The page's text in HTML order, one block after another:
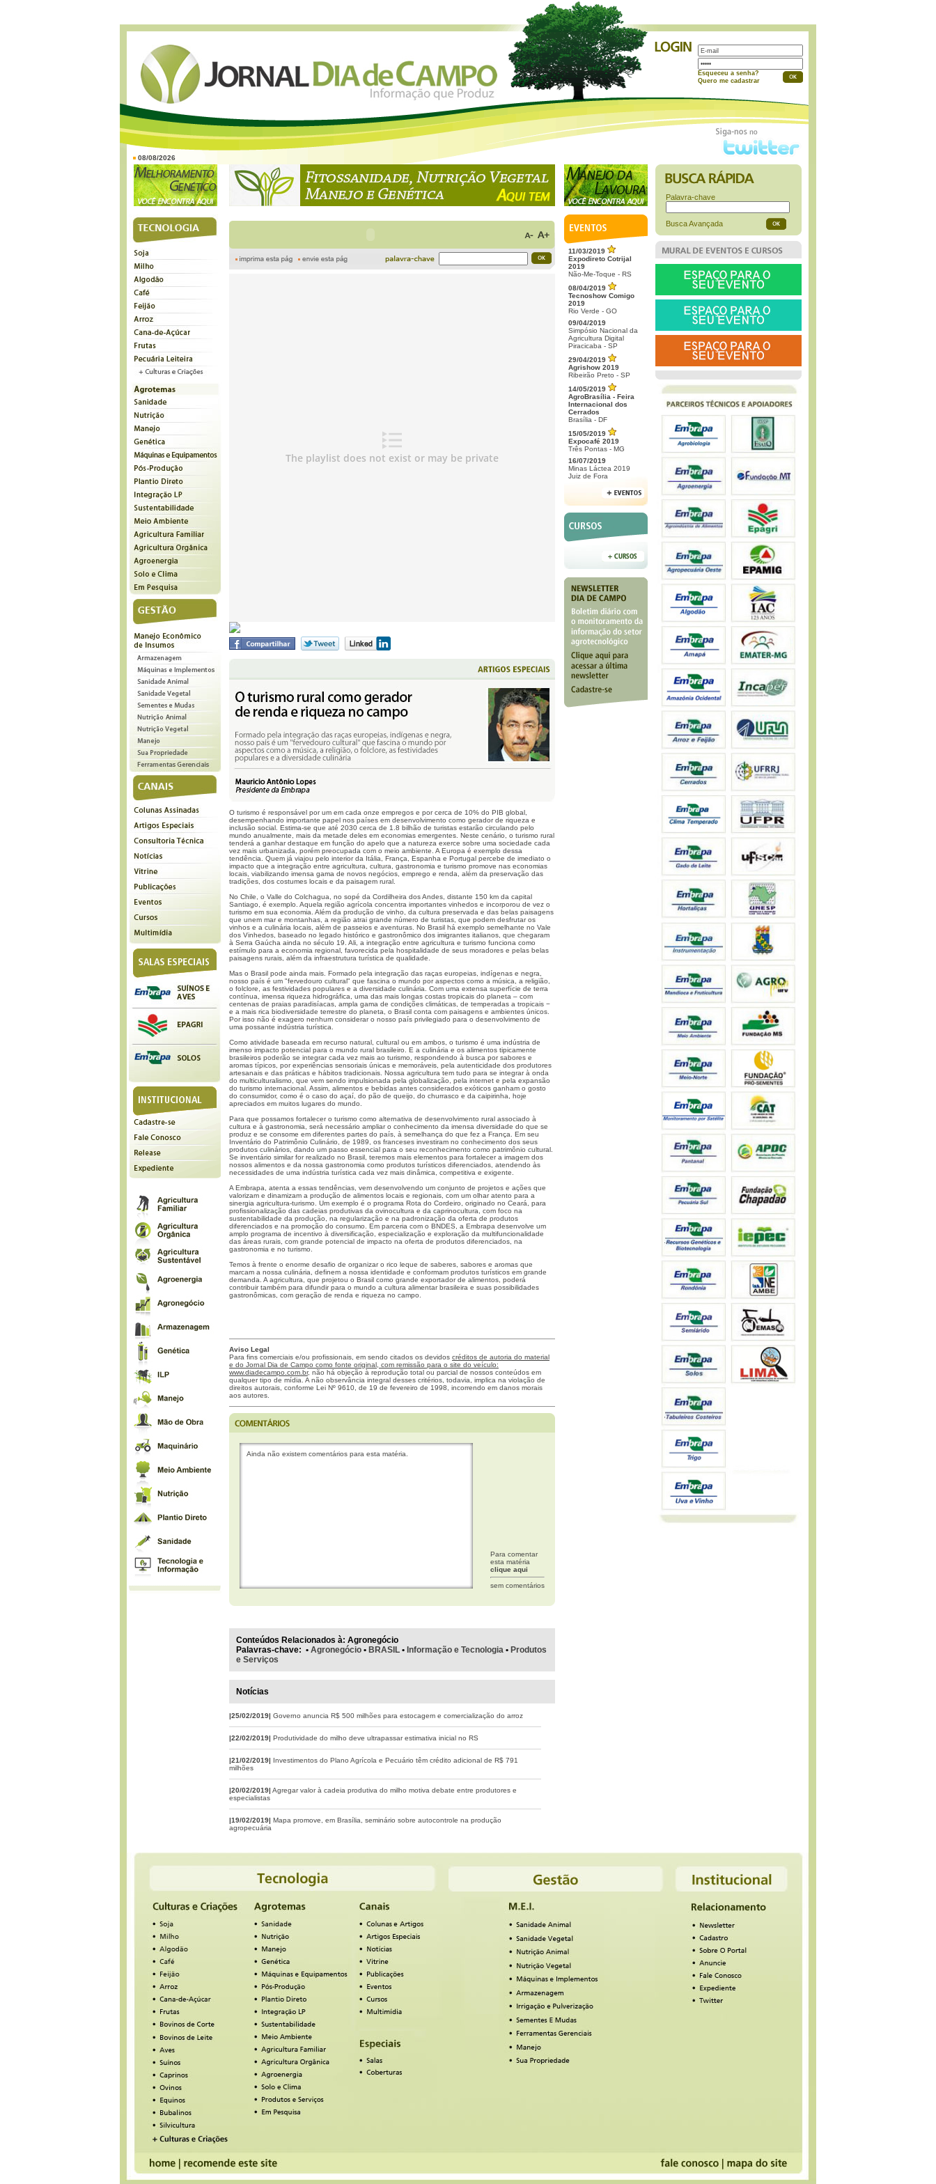
Esqueceu a senha?
Quero me cadastrar
08/08/2026
O turismo é responsável por um em cada onze empregos e por cerca de 10% do PIB global,
desempenhando importante papel nos países em desenvolvimento como gerador de riqueza e
inclusão social. Estima-se que até 2030 cerca de 1.8 bilhão de turistas estarão circulando pelo
mundo anualmente, mais da metade deles em economias emergentes. Neste cenário, o turismo rural
tenderá a ganhar destaque em função do apelo que a natureza exerce sobre uma sociedade cada
vez mais urbanizada, porém preocupada com o meio ambiente. A Europa é exemplo dessa
tendência. Quem já viajou pelo interior da Itália, França, Espanha e Portugal percebe de imediato o
impacto que a integração entre agricultura, cultura, gastronomia e turismo promove nas economias
locais, viabilizando imensa gama de novos negócios, emprego e renda, além da preservação das
tradições, dos costumes locais e da paisagem rural.
No Chile, o Valle do Colchagua, no sopé da Cordilheira dos Andes, distante 150 km da capital
Santiago, é exemplo. Aquela região agrícola concentra importantes vinhedos e incorporou de vez o
turismo em sua economia. Além da produção de vinho, da cultura preservada e das belas paisagens
que unem mar e montanhas, a região atrai grande número de turistas, que podem desfrutar os
vinhos e a culinária locais, além de passeios e aventuras. No Brasil há exemplo semelhante no Vale
dos Vinhedos, baseado no legado histórico e gastronômico dos imigrantes italianos, que chegaram
à Serra Gaúcha ainda no século 19. Ali, a integração entre agricultura e turismo funciona como
estímulo para a economia regional, favorecida pela hospitalidade de seus moradores e pelas belas
paisagens rurais, além da infraestrutura turística de qualidade.
Mas o Brasil pode ainda mais. Formado pela integração das raças europeias, indígenas e negra,
nosso país é um "fervedouro cultural" que fascina o mundo por aspectos como a música, a religião,
o folclore, as festividades populares e a diversidade culinária. Com uma extensa superfície de terra
contínua, imensa riqueza hidrográfica, uma das mais longas costas tropicais do planeta – com
centenas de praias paradisíacas, ampla gama de condições climáticas, de temperadas a tropicais −
e a mais rica biodiversidade terrestre do planeta, o Brasil conta com paisagens e ambientes únicos.
Por isso não é exagero nenhum considerar o nosso país privilegiado para o desenvolvimento de
uma possante indústria turística.
Como atividade baseada em recurso natural, cultural ou em ambos, o turismo é uma indústria de
imenso impacto potencial para o mundo rural brasileiro. E a culinária e os alimentos tipicamente
brasileiros poderão se integrar cada vez mais ao turismo, respondendo à busca por sabores e
aromas típicos, por experiências sensoriais únicas e memoráveis, pela autenticidade dos produtores
artesanais e das práticas e hábitos tradicionais. Nossa agricultura tem tudo para se integrar à onda
do multiculturalismo, que vem sendo impulsionada pela globalização, pela internet e pela expansão
do turismo internacional. Assim, alimentos e bebidas antes considerados exóticos ganham o gosto
do consumidor, como é o caso do açaí, do pão de queijo, do churrasco e da caipirinha, hoje
apreciados em muitos lugares do mundo.
Para que possamos fortalecer o turismo como alternativa de desenvolvimento rural associado à
cultura e à gastronomia, será necessário ampliar o conhecimento da imensa diversidade do que se
produz e se consome em diferentes partes do país, à semelhança do que fez a França. Em seu
Inventário do Patrimônio Culinário, de 1989, os franceses investiram no conhecimento dos seus
produtos culinários, dando um passo essencial para o seu reconhecimento como patrimônio cultural.
Se inventário similar for realizado no Brasil, teremos mais elementos para fortalecer a imagem dos
nossos alimentos e da nossa gastronomia como produtos turísticos diferenciados, atendendo às
necessidades de uma indústria turística cada vez mais dinâmica, competitiva e exigente.
A Embrapa, atenta a essas tendências, vem desenvolvendo um conjunto de projetos e ações que
valorizam e dinamizam a produção de alimentos locais e regionais, com um olhar atento para a
sinergia agricultura-turismo. Um exemplo é o programa Rota do Cordeiro, originado no Ceará, para
profissionalização das cadeias produtivas da ovinocultura e da caprinocultura, com foco na
sustentabilidade da produção, na regularização e na padronização da oferta de produtos
diferenciados e na promoção do consumo. Em parceria com o BNDES, a Embrapa desenvolve um
amplo programa de incentivo à diversificação, especialização e exploração da multifuncionalidade
das áreas rurais, com grande potencial de impacto na oferta de produtos diferenciados, na
gastronomia e no turismo.
Temos à frente o enorme desafio de organizar o rico leque de saberes, sabores e aromas que
marcam a nossa culinária, definem a nossa identidade e conformam produtos turísticos em grande
demanda. A agricultura, que projetou o Brasil como grande exportador de alimentos, poderá
contribuir também para difundir para o mundo a cultura alimentar brasileira e suas possibilidades
gastronômicas, com geração de renda e riqueza no campo.
Aviso Legal
Para fins comerciais e/ou profissionais, em sendo citados os devidos créditos de autoria do material
e do Jornal Dia de Campo como fonte original, com remissão para o site do veículo:
www.diadecampo.com.br, não há objeção à reprodução total ou parcial de nossos conteúdos em
qualquer tipo de mídia. A não observância integral desses critérios, todavia, implica na violação de
direitos autorais, conforme Lei Nº 9610, de 19 de fevereiro de 1998, incorrendo em danos morais
aos autores.
Ainda não existem comentários para esta matéria.
Para comentar
esta matéria
clique aqui
sem comentários
Conteúdos Relacionados à: Agronegócio
Palavras-chave: • Agronegócio • BRASIL • Informação e Tecnologia • Produtos
e Serviços
Notícias
|25/02/2019| Governo anuncia R$ 500 milhões para estocagem e comercialização do arroz
|22/02/2019| Produtividade do milho deve ultrapassar estimativa inicial no RS
|21/02/2019| Investimentos do Plano Agrícola e Pecuário têm crédito adicional de R$ 791
milhões
|20/02/2019| Agregar valor à cadeia produtiva do milho motiva debate entre produtores e
especialistas
|19/02/2019| Mapa promove, em Brasília, seminário sobre autocontrole na produção
agropecuária
11/03/2019
Expodireto Cotrijal
2019
Não-Me-Toque - RS
08/04/2019
Tecnoshow Comigo
2019
Rio Verde - GO
09/04/2019
Simpósio Nacional da
Agricultura Digital
Piracicaba - SP
29/04/2019
Agrishow 2019
Ribeirão Preto - SP
14/05/2019
AgroBrasília - Feira
Internacional dos
Cerrados
Brasília - DF
15/05/2019
Expocafé 2019
Três Pontas - MG
16/07/2019
Minas Láctea 2019
Juiz de Fora
Palavra-chave
Busca Avançada